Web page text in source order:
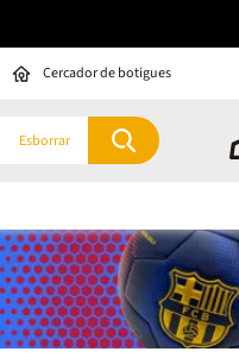
Cercador de botigues
Esborrar